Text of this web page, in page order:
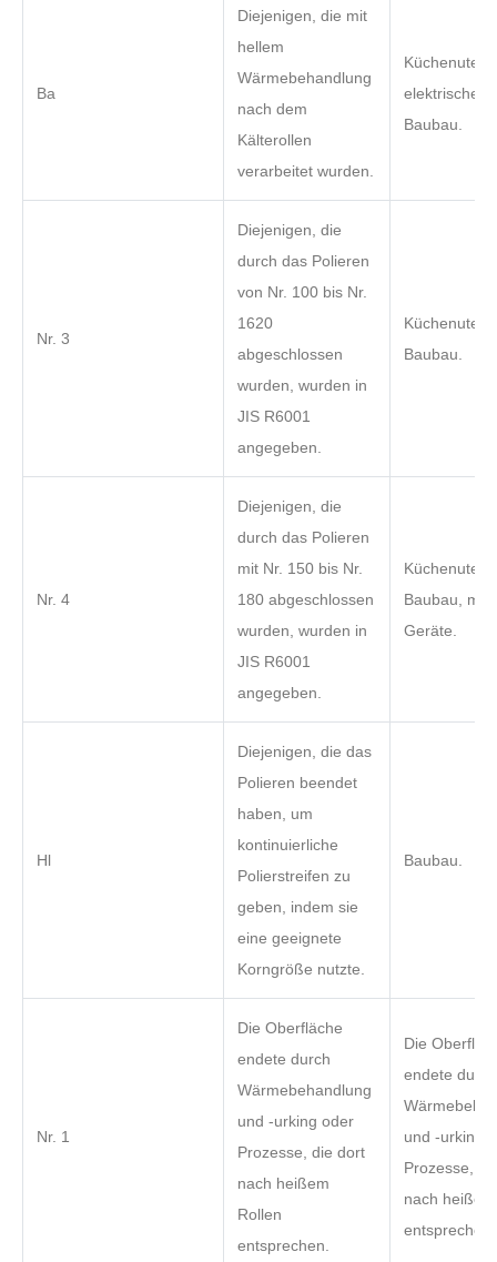
Ba
Diejenigen, die mit
hellem
Wärmebehandlung
nach dem
Kälterollen
verarbeitet wurden.
elektrische
Baubau.
Nr. 3
Diejenigen, die
durch das Polieren
von Nr. 100 bis Nr.
1620
abgeschlossen
wurden, wurden in
JIS R6001
angegeben.
Baubau.
Nr. 4
Diejenigen, die
durch das Polieren
mit Nr. 150 bis Nr.
180 abgeschlossen
wurden, wurden in
JIS R6001
angegeben.
Baubau,
Geräte.
Hl
Diejenigen, die das
Polieren beendet
haben, um
kontinuierliche
Polierstreifen zu
geben, indem sie
eine geeignete
Korngröße nutzte.
Baubau.
Nr. 1
Die Oberfläche
endete durch
Wärmebehandlung
und -urking oder
Prozesse, die dort
nach heißem
Rollen
entsprechen.
Die
endete durch
und -urking
Prozesse,
nach
entsprechen.